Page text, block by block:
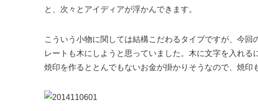
と、次々とアイディアが浮かんできます。
こういう小物に関しては結構こだわるタイプですが、今
レートも木にしようと思っていました。木に文字を入れ
焼印を作るととんでもないお金が掛かりそうなので、焼印